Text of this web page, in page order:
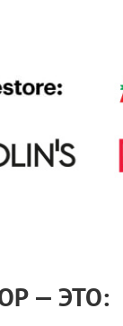
— ЭТО: